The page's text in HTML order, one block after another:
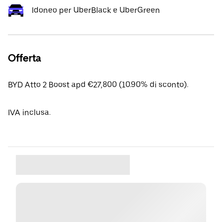
Idoneo per UberBlack e UberGreen
Offerta
BYD Atto 2 Boost apd €27,800 (10.90% di sconto).
IVA inclusa.